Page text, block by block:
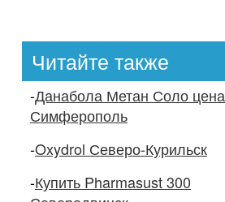
Читайте также
-Данабола Метан Соло цена
Симферополь
-Oxydrol Северо-Курильск
-Купить Pharmasust 300